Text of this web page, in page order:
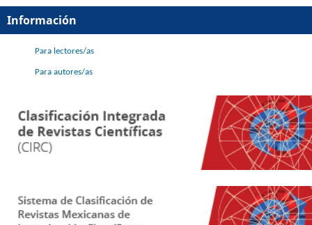
Información
Para lectores/as
Para autores/as